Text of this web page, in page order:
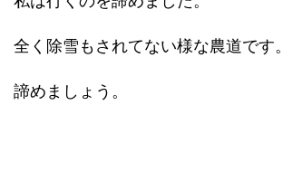
全く除雪もされてない様な農道です。
諦めましょう。